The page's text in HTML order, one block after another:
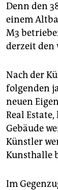
epaper login
Denn den
einem
M3
derzeit den
Nach der
folgenden
neuen
Real
Gebäude
Künstler
Kunsthalle
Im